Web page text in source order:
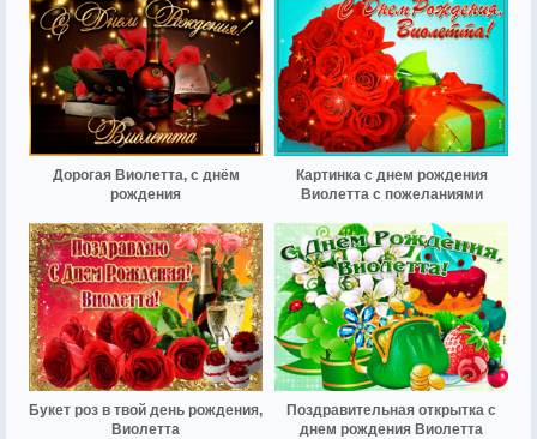
Дорогая Виолетта, с днём
рождения
Картинка с днем рождения
Виолетта с пожеланиями
Букет роз в твой день рождения,
Виолетта
Поздравительная открытка с
днем рождения Виолетта